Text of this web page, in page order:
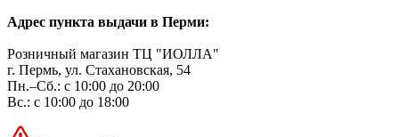
Адрес пункта выдачи в Перми:
Розничный магазин ТЦ "ИОЛЛА"
г. Пермь, ул. Стахановская, 54
Пн.–Сб.: с 10:00 до 20:00
Вс.: с 10:00 до 18:00